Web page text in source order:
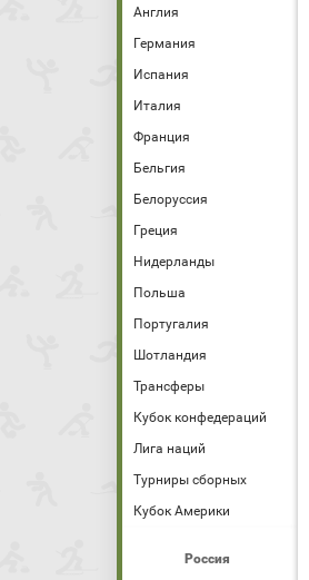
Англия
Германия
Испания
Италия
Франция
Бельгия
Белоруссия
Греция
Нидерланды
Польша
Португалия
Шотландия
Трансферы
Кубок конфедераций
Лига наций
Турниры сборных
Кубок Америки
Россия